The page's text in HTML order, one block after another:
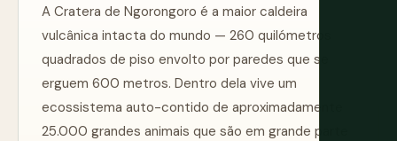
A Cratera de Ngorongoro é a maior caldeira
vulcânica intacta do mundo — 260 quilómetros
quadrados de piso envolto por paredes que se
erguem 600 metros. Dentro dela vive um
ecossistema auto-contido de aproximadamente
25.000 grandes animais que são em grande parte